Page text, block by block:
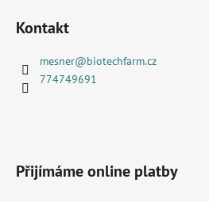
Kontakt
mesner@biotechfarm.cz
774749691
Přijímáme online platby